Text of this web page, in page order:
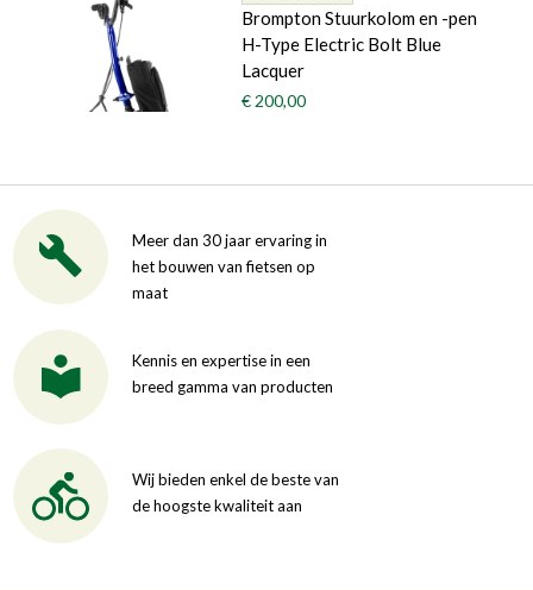
Brompton Stuurkolom en -pen
H-Type Electric Bolt Blue
Lacquer
€ 200,00
Meer dan 30 jaar ervaring in
het bouwen van fietsen op
maat
Kennis en expertise in een
breed gamma van producten
Wij bieden enkel de beste van
de hoogste kwaliteit aan